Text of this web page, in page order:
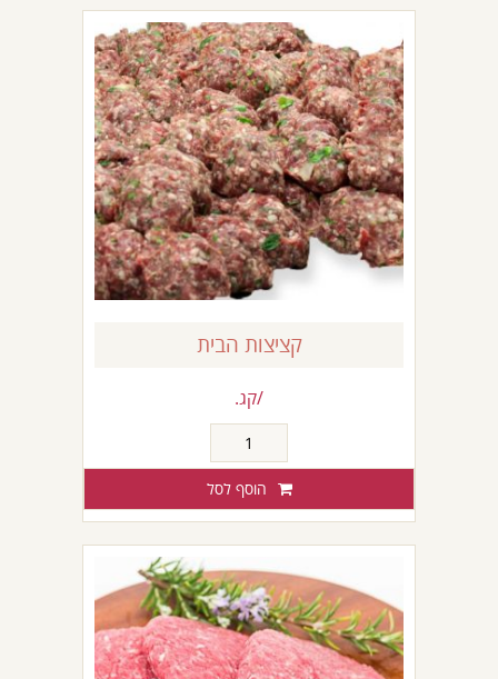
קציצות הבית
/קג.
של
קציצות
הבית
הוסף לסל